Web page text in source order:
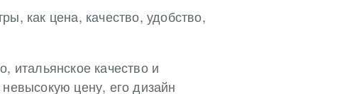
как цена, качество, удобство,
итальянское качество и
цену, его дизайн